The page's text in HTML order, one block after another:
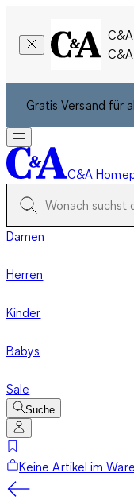
Gratis Versand für
C&A
Damen
Herren
Kinder
Babys
Sale
Suche
Keine Artikel im